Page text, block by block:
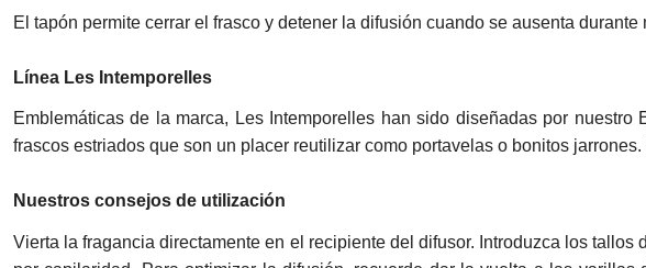
El tapón permite cerrar el frasco y detener la difusión cuando se ausenta durante
Línea Les Intemporelles
Emblemáticas de la marca, Les Intemporelles han sido diseñadas por
frascos estriados que son un placer reutilizar como portavelas o bonitos
Nuestros consejos de utilización
Vierta la fragancia directamente en el recipiente del difusor. Introduzca los